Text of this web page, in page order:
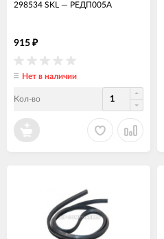
298534 SKL — РЕДП005А
915 ₽
Нет в наличии
Кол-во